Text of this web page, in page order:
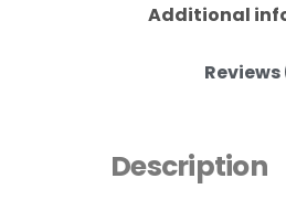
Additional
Description